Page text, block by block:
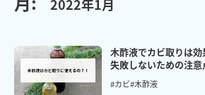
2022年1月
木酢液でカビ取りは
失敗しないための注
#カビ#木酢液